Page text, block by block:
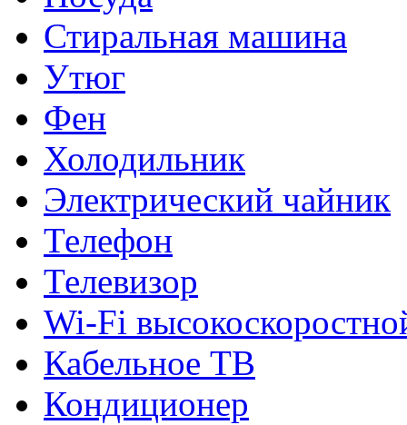
Стиральная машина
Утюг
Фен
Холодильник
Электрический чайник
Телефон
Телевизор
Wi-Fi
Кабельное ТВ
Кондиционер